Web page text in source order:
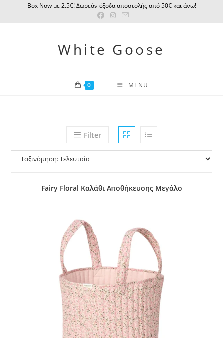
Βox Νow με 2.5€! Δωρεάν έξοδα αποστολής από 50€ και άνω!
White Goose
0 MENU
Filter
Fairy Floral Καλάθι Αποθήκευσης Μεγάλο